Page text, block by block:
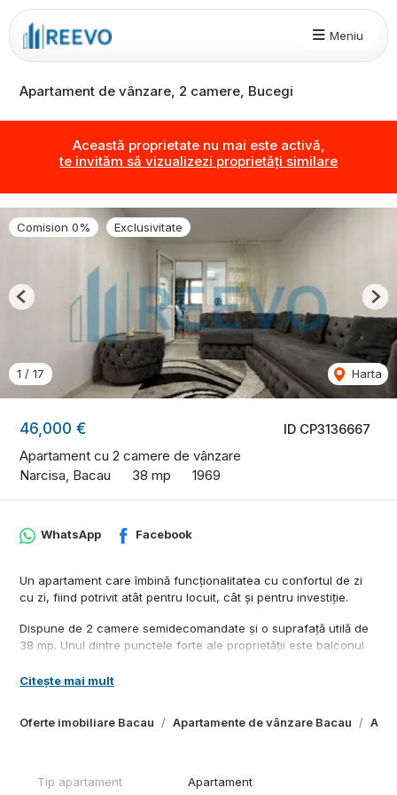
Meniu
Apartament de vânzare, 2 camere, Bucegi
Această proprietate nu mai este activă,
te invităm să vizualizezi proprietăți similare
ID CP3136667
46,000 €
Apartament cu 2 camere de vânzare
Narcisa, Bacau
38 mp 1969
Comision 0% Exclusivitate
1 / 17 Harta
Previous
Oferte imobiliare Bacau Apartamente de vânzare Bacau
WhatsApp Facebook
Un apartament care îmbină funcționalitatea cu confortul de zi
cu zi, fiind potrivit atât pentru locuit, cât și pentru investiție.
Dispune de 2 camere semidecomandate și o suprafață utilă de
38 mp. Unul dintre punctele forte ale proprietății este balconul
pentru relaxare sau depozitare.
construit în anul 1969 și dotat cu lift nou. Compartimentarea
Zona reprezintă un avantaj important, fiind într-o continuă
Citește mai mult
Tip apartament Apartament